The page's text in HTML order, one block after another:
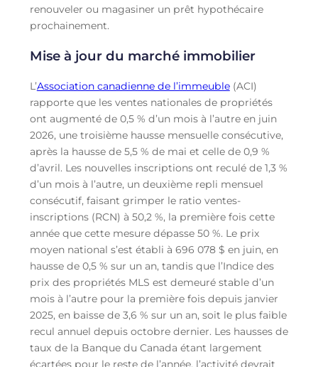
renouveler ou magasiner un prêt hypothécaire
prochainement.
Mise à jour du marché immobilier
L’Association canadienne de l’immeuble(ACI)
rapporte que les ventes nationales de propriétés
ont augmenté de 0,5 % d’un mois à l’autre en juin
2026, une troisième hausse mensuelle consécutive,
après la hausse de 5,5 % de mai et celle de 0,9 %
d’avril. Les nouvelles inscriptions ont reculé de 1,3 %
d’un mois à l’autre, un deuxième repli mensuel
consécutif, faisant grimper le ratio ventes-
inscriptions (RCN) à 50,2 %, la première fois cette
année que cette mesure dépasse 50 %. Le prix
moyen national s’est établi à 696 078 $ en juin, en
hausse de 0,5 % sur un an, tandis que l’Indice des
prix des propriétés MLS est demeuré stable d’un
mois à l’autre pour la première fois depuis janvier
2025, en baisse de 3,6 % sur un an, soit le plus faible
recul annuel depuis octobre dernier. Les hausses de
taux de la Banque du Canada étant largement
écartées pour le reste de l’année, l’activité devrait